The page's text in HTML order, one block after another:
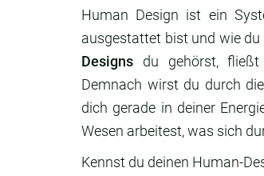
Human Design ist ein
ausgestattet bist und wie
Designs du gehörst, fließt
Demnach wirst du durch
dich gerade in deiner
Wesen arbeitest, was sich
Kennst du deinen Human-